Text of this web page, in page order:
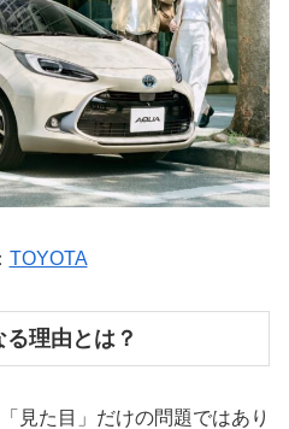
TOYOTA
る理由とは？
見た目」だけの問題ではあり